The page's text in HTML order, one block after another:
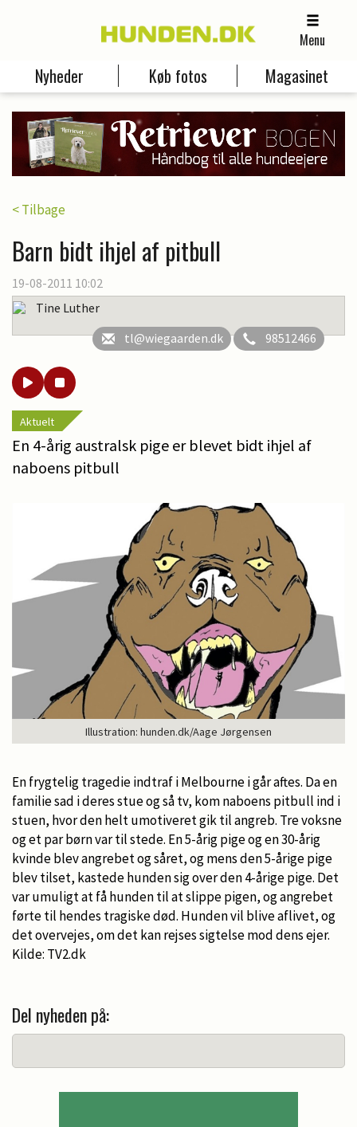
Menu
Nyheder Køb fotos Magasinet
< Tilbage
Barn bidt ihjel af pitbull
19-08-2011 10:02
Tine Luther
tl@wiegaarden.dk
98512466
Aktuelt
En 4-årig australsk pige er blevet bidt ihjel af
naboens pitbull
Illustration: hunden.dk/Aage Jørgensen
En frygtelig tragedie indtraf i Melbourne i går aftes. Da en
familie sad i deres stue og så tv, kom naboens pitbull ind i
stuen, hvor den helt umotiveret gik til angreb. Tre voksne
og et par børn var til stede. En 5-årig pige og en 30-årig
kvinde blev angrebet og såret, og mens den 5-årige pige
blev tilset, kastede hunden sig over den 4-årige pige. Det
var umuligt at få hunden til at slippe pigen, og angrebet
førte til hendes tragiske død. Hunden vil blive aflivet, og
det overvejes, om det kan rejses sigtelse mod dens ejer.
Kilde: TV2.dk
Del nyheden på: